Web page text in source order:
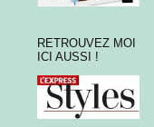
RETROUVEZ MOI
ICI AUSSI !